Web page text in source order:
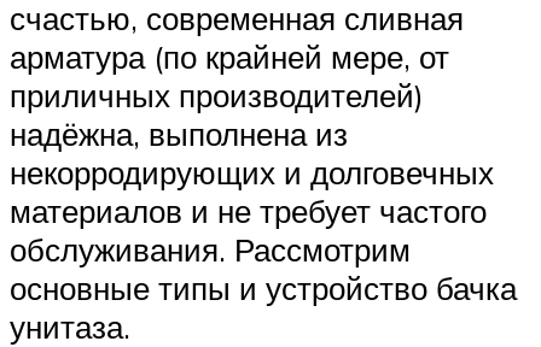
счастью, современная сливная
арматура (по крайней мере, от
приличных производителей)
надёжна, выполнена из
некорродирующих и долговечных
материалов и не требует частого
обслуживания. Рассмотрим
основные типы и устройство бачка
унитаза.